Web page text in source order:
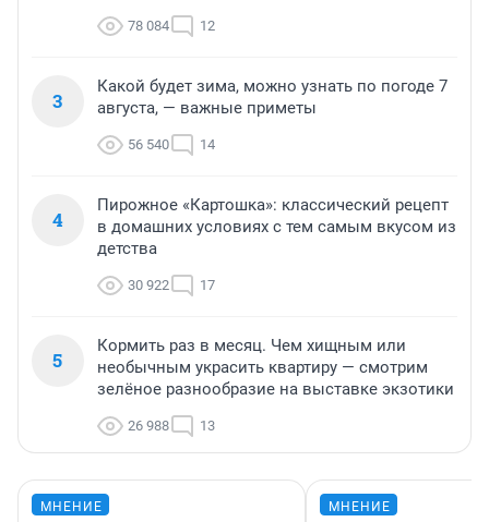
78 084 12
3
Какой будет зима, можно узнать по погоде 7
августа, — важные приметы
56 540 14
4
Пирожное «Картошка»: классический рецепт
в домашних условиях с тем самым вкусом из
детства
30 922 17
5
Кормить раз в месяц. Чем хищным или
необычным украсить квартиру — смотрим
зелёное разнообразие на выставке экзотики
26 988 13
МНЕНИЕ МНЕНИЕ